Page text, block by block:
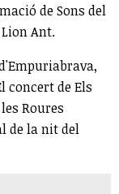
de Sons del
Ant.
concert de Els
Roures
de la nit del